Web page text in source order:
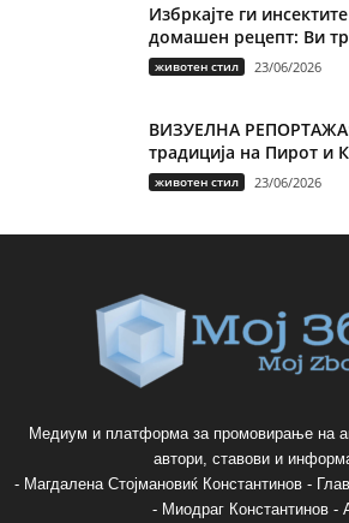
Избркајте ги
домашен рецепт: Ви
животен стил 23/06/2026
ВИЗУЕЛНА
традиција на Пирот и
животен стил 23/06/2026
Медиум и платформа за промовирање на
автори, ставови и
- Магдалена Стојмановиќ Константинов -
- Миодраг Константинов -